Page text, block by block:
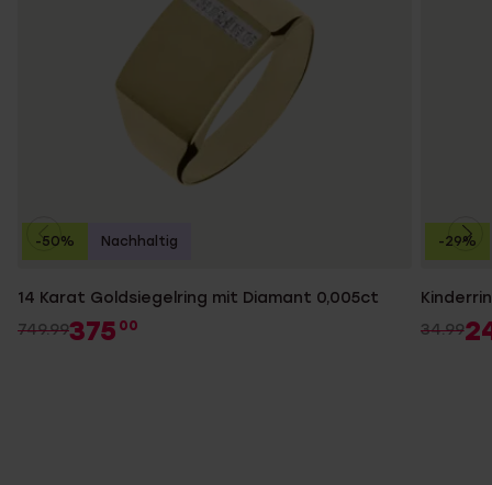
14 Karat Goldsiegelring mit Diamant 0,005ct
749.99375 00
-50% Nachhaltig
34.99
-29%